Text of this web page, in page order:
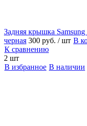
Задняя крышка
черная 300 руб. / шт В
К сравнению
2 шт
В избранное В наличии